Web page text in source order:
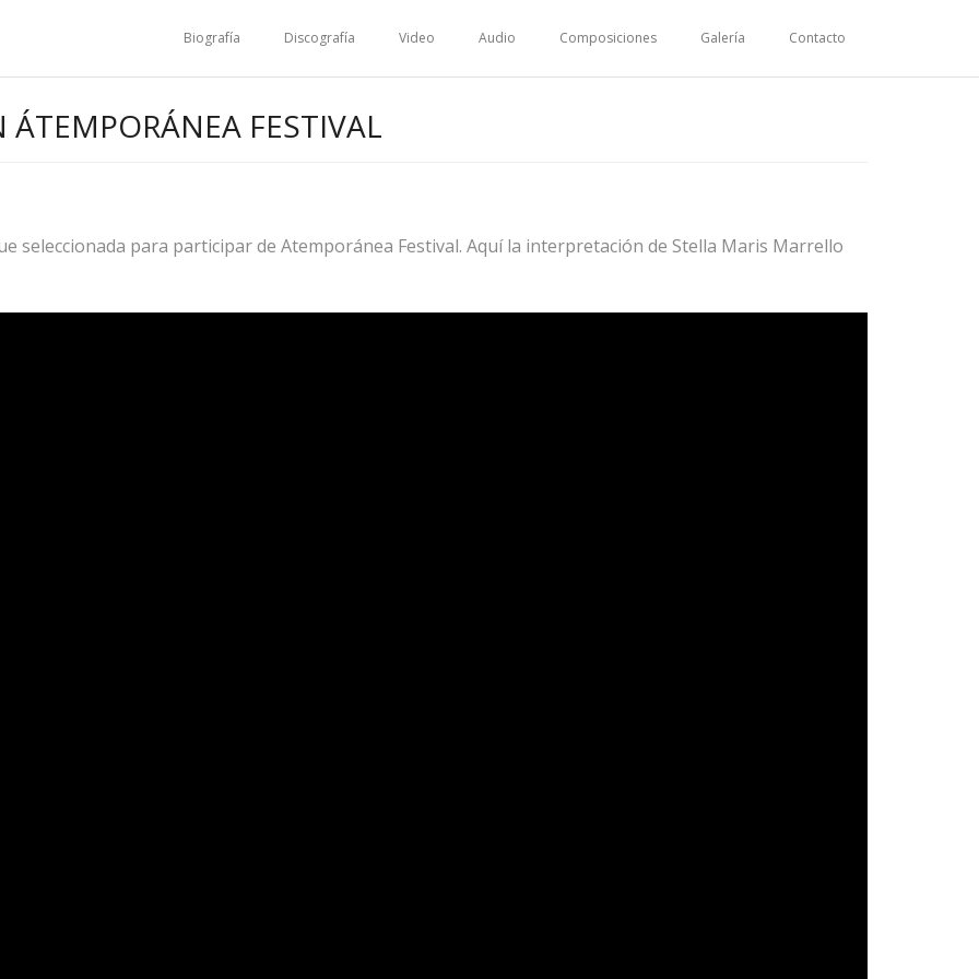
Biografía Discografía Video Audio Composiciones Galería Contacto
FESTIVAL
seleccionada para participar de Atemporánea Festival. Aquí la interpretación de Stella Maris Marrello